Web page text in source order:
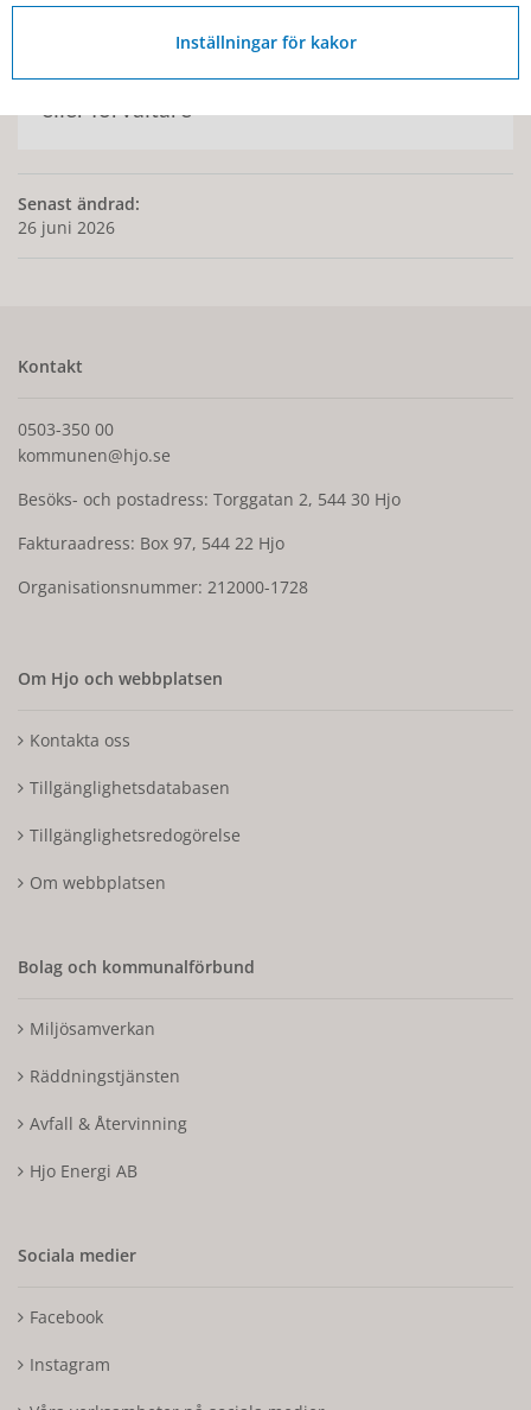
Intresseanmälan för dig som vill bli god man
eller förvaltare
Senast ändrad:
26 juni 2026
Kontakt
0503-350 00
kommunen@hjo.se
Besöks- och postadress: Torggatan 2, 544 30 Hjo
Fakturaadress: Box 97, 544 22 Hjo
Organisationsnummer: 212000-1728
Om Hjo och webbplatsen
Kontakta oss
Tillgänglighetsdatabasen
Tillgänglighetsredogörelse
Om webbplatsen
Bolag och kommunalförbund
Miljösamverkan
Räddningstjänsten
Avfall & Återvinning
Hjo Energi AB
Sociala medier
Facebook
Instagram
Inställningar för kakor